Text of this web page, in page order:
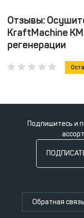
Отзывы:
KraftMachine
регенерации
Подпишитесь и
Обратная связь